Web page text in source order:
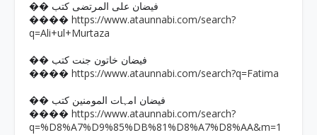
�� فیضان علی المرتضی کتب
���� https://www.ataunnabi.com/search?
q=Ali+ul+Murtaza
�� فیضان خاتون جنت کتب
���� https://www.ataunnabi.com/search?q=Fatima
�� فیضان امہات المومنین کتب
���� https://www.ataunnabi.com/search?
q=%D8%A7%D9%85%DB%81%D8%A7%D8%AA&m=1